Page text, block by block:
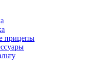
прицепы